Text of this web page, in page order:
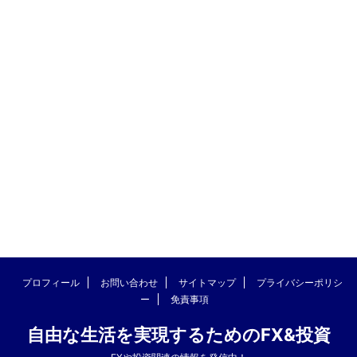
プロフィール お問い合わせ サイトマップ
プライバシーポリシ
ー
免責事項
自由な生活を実現するためのFX&投資